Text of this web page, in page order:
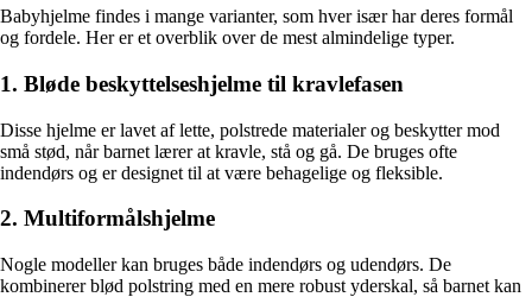
Babyhjelme findes i mange varianter, som hver især har deres formål
og fordele. Her er et overblik over de mest almindelige typer.
1. Bløde beskyttelseshjelme til kravlefasen
Disse hjelme er lavet af lette, polstrede materialer og beskytter mod
små stød, når barnet lærer at kravle, stå og gå. De bruges ofte
indendørs og er designet til at være behagelige og fleksible.
2. Multiformålshjelme
Nogle modeller kan bruges både indendørs og udendørs. De
kombinerer blød polstring med en mere robust yderskal, så barnet kan